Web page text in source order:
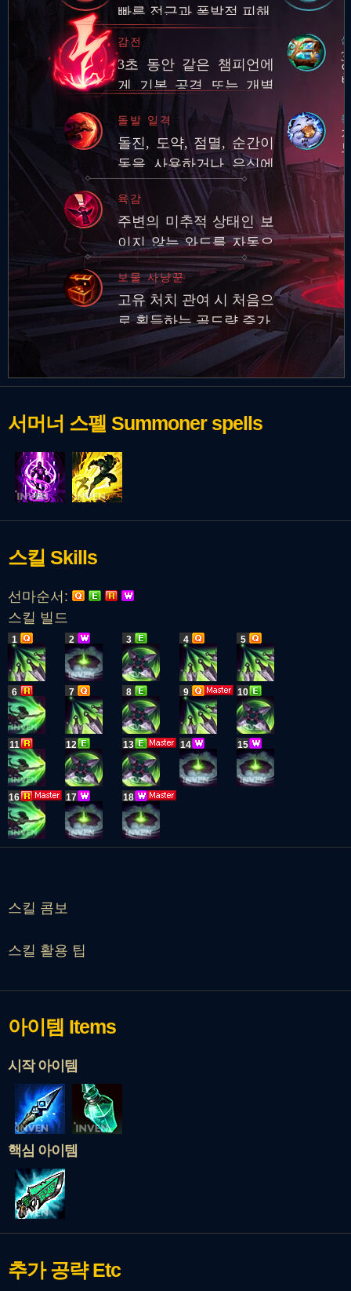
빠른 접근과 폭발적 피해
감전
3초 동안 같은 챔피언에
게 기본 공격 또는 개별
스킬 3회를 적중시키면
추가 적응형 피해 적용
돌발 일격
돌진, 도약, 점멸, 순간이
동을 사용하거나 은신에
서 빠져나온 후 적 챔피언
에게 기본 공격과 스킬로
피해를 입히면 추…
육감
주변의 미추적 상태인 보
이지 않는 와드를 자동으
로 감지하여 추적합니다.
보물 사냥꾼
고유 처치 관여 시 처음으
로 획득하는 골드량 증가
서머너 스펠 Summoner spells
스킬 Skills
선마순서:
스킬 빌드
1 2 3 4 5
6 7 8 9 10
11 12 13 14 15
16 17 18
스킬 콤보
스킬 활용 팁
아이템 Items
시작 아이템
핵심 아이템
추가 공략Etc